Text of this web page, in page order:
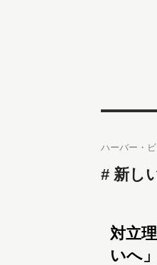
ハーバー・
新し
対立
いへ